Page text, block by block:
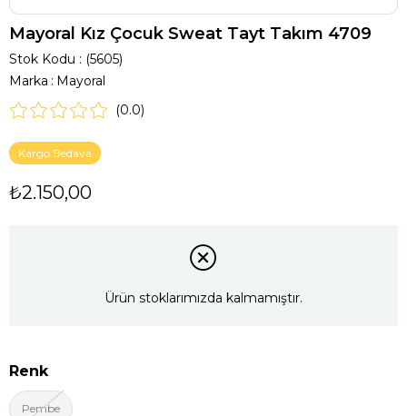
Mayoral Kız Çocuk Sweat Tayt Takım 4709
Stok Kodu
(5605)
Marka : Mayoral
0.0
Kargo Bedava
₺2.150,00
Ürün stoklarımızda kalmamıştır.
Renk
Pembe